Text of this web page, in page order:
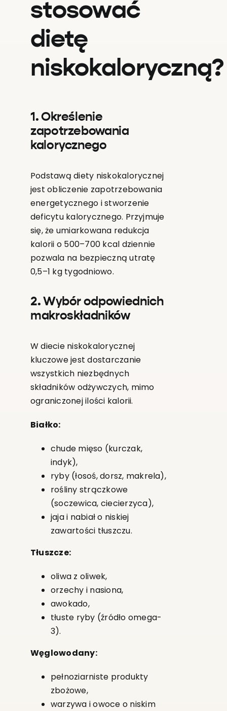
stosować
dietę
niskokaloryczną?
1. Określenie
zapotrzebowania
kalorycznego
Podstawą diety niskokalorycznej
jest obliczenie zapotrzebowania
energetycznego i stworzenie
deficytu kalorycznego. Przyjmuje
się, że umiarkowana redukcja
kalorii o 500–700 kcal dziennie
pozwala na bezpieczną utratę
0,5–1 kg tygodniowo.
2. Wybór odpowiednich
makroskładników
W diecie niskokalorycznej
kluczowe jest dostarczanie
wszystkich niezbędnych
składników odżywczych, mimo
ograniczonej ilości kalorii.
Białko:
chude mięso (kurczak,
indyk),
ryby (łosoś, dorsz, makrela),
rośliny strączkowe
(soczewica, ciecierzyca),
jaja i nabiał o niskiej
zawartości tłuszczu.
Tłuszcze:
oliwa z oliwek,
orzechy i nasiona,
awokado,
tłuste ryby (źródło omega-
3).
Węglowodany:
pełnoziarniste produkty
zbożowe,
warzywa i owoce o niskim